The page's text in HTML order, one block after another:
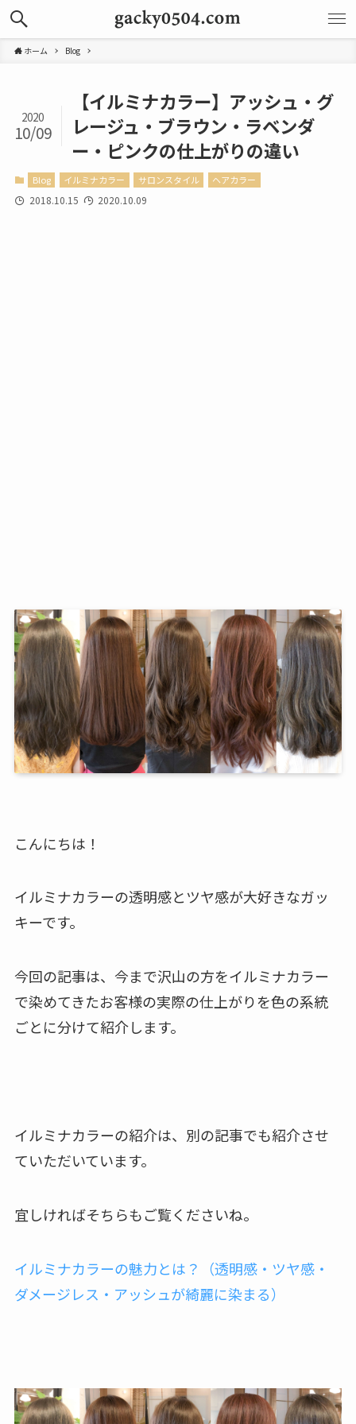
ホーム Blog
【イルミナカラー】アッシュ・グ
レージュ・ブラウン・ラベンダ
ー・ピンクの仕上がりの違い
2020
10/09
Blog イルミナカラー サロンスタイル ヘアカラー
2018.10.15 2020.10.09
こんにちは！
イルミナカラーの透明感とツヤ感が大好きなガッ
キーです。
今回の記事は、今まで沢山の方をイルミナカラー
で染めてきたお客様の実際の仕上がりを色の系統
ごとに分けて紹介します。
イルミナカラーの紹介は、別の記事でも紹介させ
ていただいています。
宜しければそちらもご覧くださいね。
イルミナカラーの魅力とは？（透明感・ツヤ感・
ダメージレス・アッシュが綺麗に染まる）